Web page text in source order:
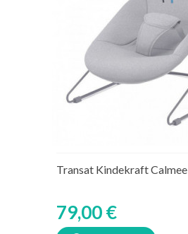
Transat Kindekraft Calmee
79,00 €